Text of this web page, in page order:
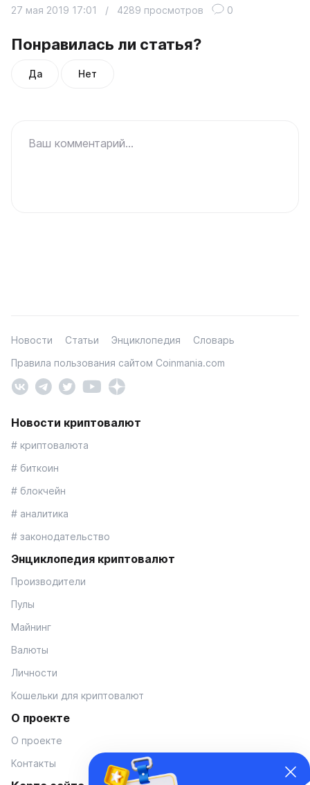
Понравилась ли статья?
Да Нет
27 мая 2019 17:01 / 4289 просмотров 0
Ваш комментарий...
Новости Статьи Энциклопедия
Словарь
Правила пользования сайтом Coinmania.com
Новости криптовалют
# криптовалюта
# биткоин
# блокчейн
# аналитика
# законодательство
Энциклопедия криптовалют
Производители
Пулы
Майнинг
Валюты
Личности
Кошельки для криптовалют
О проекте
О проекте
Контакты